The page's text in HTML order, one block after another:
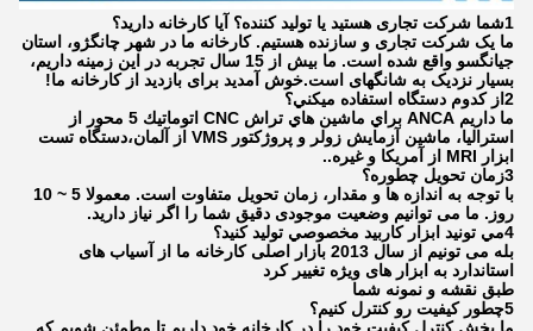
1شما شرکت تجاری هستید یا تولید کننده؟ آیا کارخانه دارید؟
ما یک شرکت تجاری و سازنده هستیم. کارخانه ما در شهر چانگژو، استان
جیانگسو واقع شده است. ما بیش از 15 سال تجربه در این زمینه داریم،
بسیار نزدیک به شانگهای است.خوش آمدید برای بازدید از کارخانه ما!
2از کدوم دستگاه استفاده ميکني؟
ما داريم ANCA براي ماشين هاي تراش CNC اتوماتيك 5 محور از
استراليا، ماشين آزمايش زولر و پروژکتور VMS از آلمان،دستگاه تست
ابزار MRI از آمریکا و غیره..
3زمان تحویل چطوره؟
با توجه به اندازه ها و مقدار، زمان تحویل متفاوت است. معمولا 5 ~ 10
روز. ما می توانیم وضعیت موجودی دقیق شما را اگر نیاز دارید.
4مي تونيد ابزار کاربيد مخصوصي تولید کنيد؟
بله می تونیم از سال 2013 بازار اصلی کارخانه ما از آسیاب های
استاندارد به ابزار های ویژه تغییر کرد
طبق نقشه و نمونه شما
5چطور کیفیت رو کنترل کنیم؟